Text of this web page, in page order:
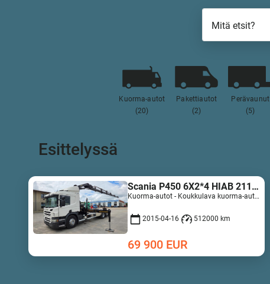
Mitä etsit?
Kuorma-autot
(20)
Pakettiautot
(2)
Perävaunut
(5)
Esittelyssä
Scania P450 6X2*4 HIAB 211 EP-5 Hipro Retarder
Kuorma-autot - Koukkulava kuorma-autot | M467-5789
2015-04-16 512000 km
69 900 EUR